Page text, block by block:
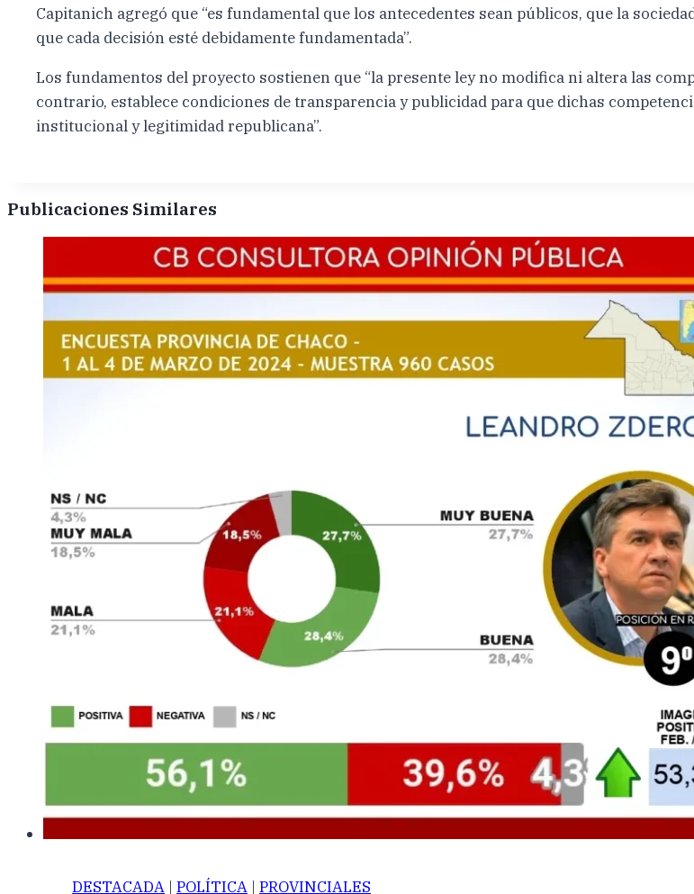
Capitanich agregó que “es fundamental que los antecedentes sean públicos, que la
que cada decisión esté debidamente fundamentada”.
Los fundamentos del proyecto sostienen que “la presente ley no modifica ni altera las
contrario, establece condiciones de transparencia y publicidad para que dichas
institucional y legitimidad republicana”.
Publicaciones Similares
DESTACADA | POLÍTICA | PROVINCIALES